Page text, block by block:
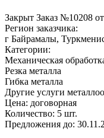
Закрыт Заказ №10208
Регион заказчика:
г Байрамалы,
Категории:
Механическая
Резка металла
Гибка металла
Другие услуги
Цена: договорная
Количество: 5 шт.
Предложения до: